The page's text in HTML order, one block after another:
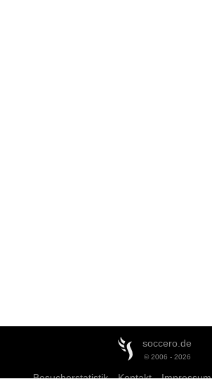
soccero.de
© 2006 - 2026